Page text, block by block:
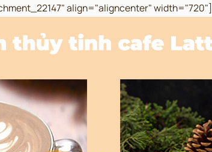
align="aligncenter" width="720"]